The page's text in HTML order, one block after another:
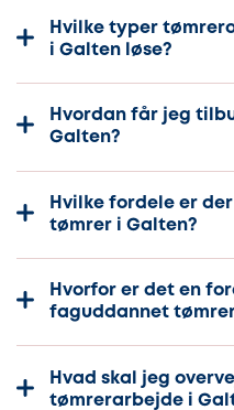
Hvilke typer
i Galten løse?
Hvordan får jeg
Galten?
Hvilke fordele er
tømrer i Galten?
Hvorfor er det en
faguddannet
Hvad skal jeg
tømrerarbejde i